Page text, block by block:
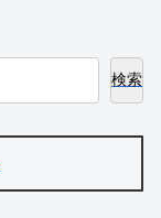
検索